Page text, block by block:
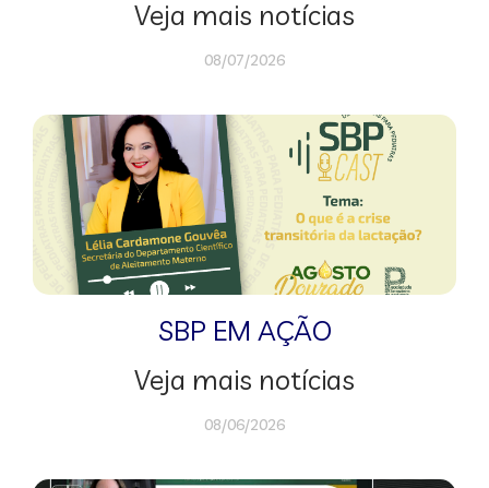
Veja mais notícias
08/07/2026
SBP EM AÇÃO
Veja mais notícias
08/06/2026